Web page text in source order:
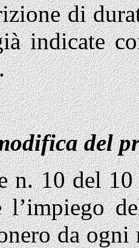
di
indicate
del
n. 10 del
l’impiego
da